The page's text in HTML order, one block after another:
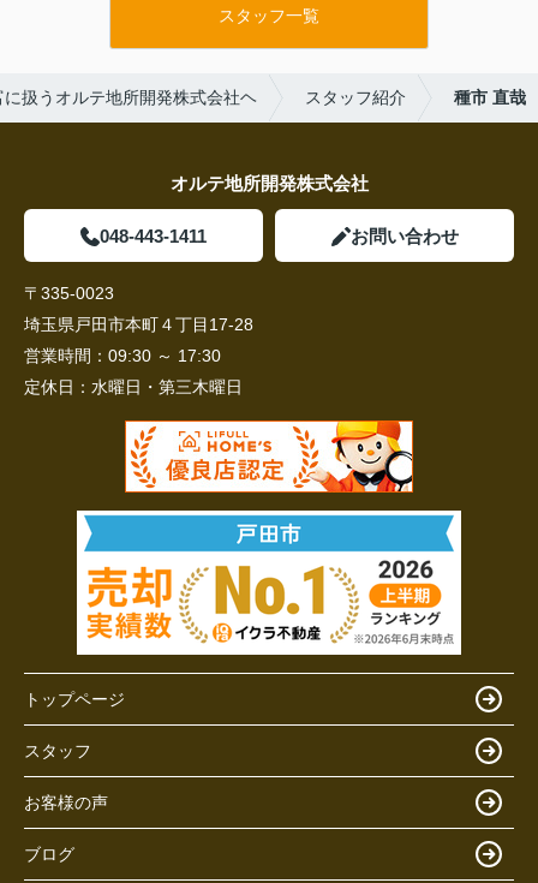
スタッフ一覧
扱うオルテ地所開発株式会社ヘ スタッフ紹介 種市 直哉
オルテ地所開発株式会社
048-443-1411 お問い合わせ
〒335-0023
埼玉県戸田市本町４丁目17-28
営業時間： 09:30 ～ 17:30
定休日： 水曜日・第三木曜日
トップページ
スタッフ
お客様の声
ブログ